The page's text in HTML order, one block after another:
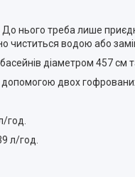
До нього треба лише
чиститься водою або
діаметром 457 см
двох
год.
л/год.